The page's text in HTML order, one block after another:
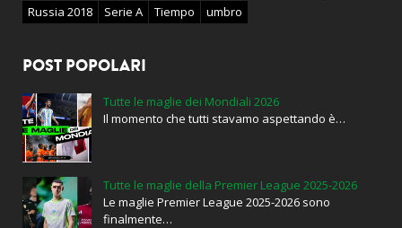
Russia 2018
Serie A Tiempo umbro
POST POPOLARI
Tutte le maglie dei Mondiali 2026
Il momento che tutti stavamo aspettando è…
Tutte le maglie della Premier League 2025-2026
Le maglie Premier League 2025-2026 sono
finalmente…